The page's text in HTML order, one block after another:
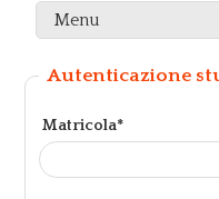
Menu
Autenticazione
Matricola*